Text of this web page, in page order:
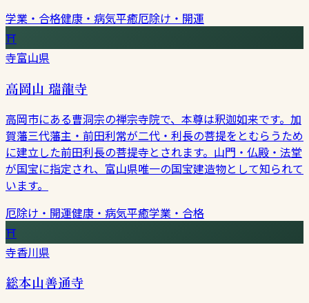
学業・合格健康・病気平癒厄除け・開運
⛩
寺富山県
高岡山 瑞龍寺
高岡市にある曹洞宗の禅宗寺院で、本尊は釈迦如来です。加
賀藩三代藩主・前田利常が二代・利長の菩提をとむらうため
に建立した前田利長の菩提寺とされます。山門・仏殿・法堂
が国宝に指定され、富山県唯一の国宝建造物として知られて
います。
厄除け・開運健康・病気平癒学業・合格
⛩
寺香川県
総本山善通寺